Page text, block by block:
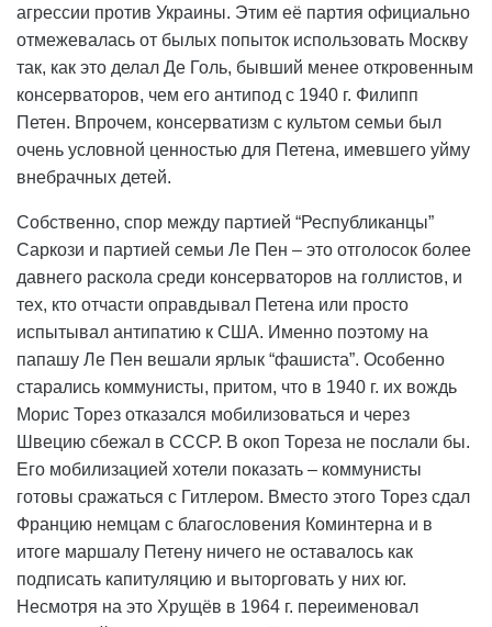
агрессии против Украины. Этим её партия официально
отмежевалась от былых попыток использовать Москву
так, как это делал Де Голь, бывший менее откровенным
консерваторов, чем его антипод с 1940 г. Филипп
Петен. Впрочем, консерватизм с культом семьи был
очень условной ценностью для Петена, имевшего уйму
внебрачных детей.
Собственно, спор между партией “Республиканцы”
Саркози и партией семьи Ле Пен – это отголосок более
давнего раскола среди консерваторов на голлистов, и
тех, кто отчасти оправдывал Петена или просто
испытывал антипатию к США. Именно поэтому на
папашу Ле Пен вешали ярлык “фашиста”. Особенно
старались коммунисты, притом, что в 1940 г. их вождь
Морис Торез отказался мобилизоваться и через
Швецию сбежал в СССР. В окоп Тореза не послали бы.
Его мобилизацией хотели показать – коммунисты
готовы сражаться с Гитлером. Вместо этого Торез сдал
Францию немцам с благословения Коминтерна и в
итоге маршалу Петену ничего не оставалось как
подписать капитуляцию и выторговать у них юг.
Несмотря на это Хрущёв в 1964 г. переименовал